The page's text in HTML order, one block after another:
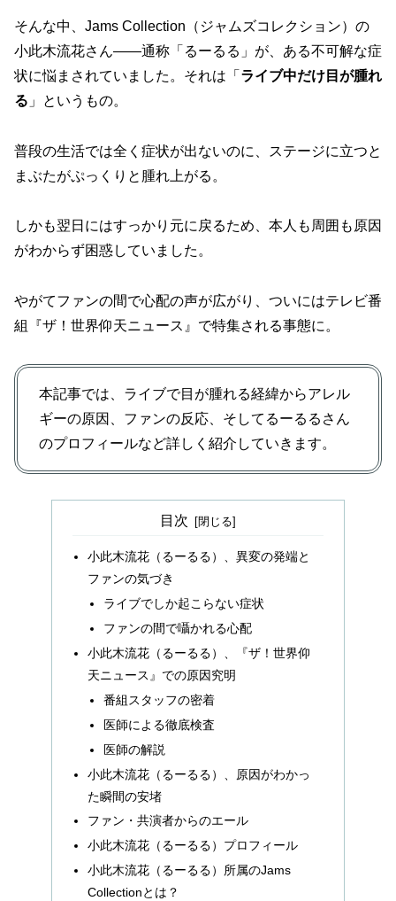
そんな中、Jams Collection（ジャムズコレクション）の
小此木流花さん――通称「るーるる」が、ある不可解な症
状に悩まされていました。それは「 ライブ中だけ目が腫れ
る 」というもの。
普段の生活では全く症状が出ないのに、ステージに立つと
まぶたがぷっくりと腫れ上がる。
しかも翌日にはすっかり元に戻るため、本人も周囲も原因
がわからず困惑していました。
やがてファンの間で心配の声が広がり、ついにはテレビ番
組『ザ！世界仰天ニュース』で特集される事態に。
本記事では、ライブで目が腫れる経緯からアレル
ギーの原因、ファンの反応、そしてるーるるさん
のプロフィールなど詳しく紹介していきます。
目次
小此木流花（るーるる）、異変の発端と
ファンの気づき
ライブでしか起こらない症状
ファンの間で囁かれる心配
小此木流花（るーるる）、『ザ！世界仰
天ニュース』での原因究明
番組スタッフの密着
医師による徹底検査
医師の解説
小此木流花（るーるる）、原因がわかっ
た瞬間の安堵
ファン・共演者からのエール
小此木流花（るーるる）プロフィール
小此木流花（るーるる）所属のJams
Collectionとは？